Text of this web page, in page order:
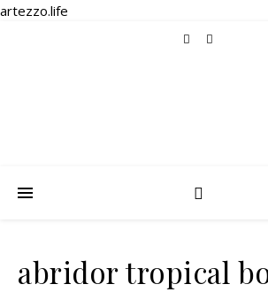
artezzo.life
abridor tropical